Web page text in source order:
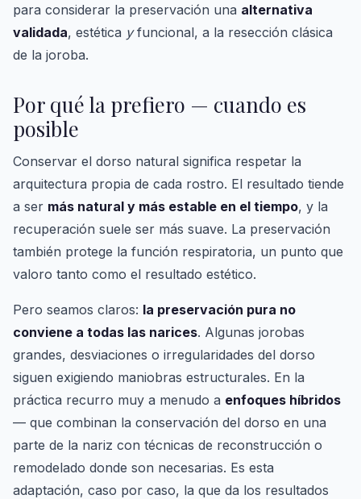
para considerar la preservación una alternativa
validada, estética yfuncional, a la resección clásica
de la joroba.
Por qué la prefiero — cuando es
posible
Conservar el dorso natural significa respetar la
arquitectura propia de cada rostro. El resultado tiende
a ser más natural y más estable en el tiempo, y la
recuperación suele ser más suave. La preservación
también protege la función respiratoria, un punto que
valoro tanto como el resultado estético.
Pero seamos claros: la preservación pura no
conviene a todas las narices. Algunas jorobas
grandes, desviaciones o irregularidades del dorso
siguen exigiendo maniobras estructurales. En la
práctica recurro muy a menudo a enfoques híbridos
— que combinan la conservación del dorso en una
parte de la nariz con técnicas de reconstrucción o
remodelado donde son necesarias. Es esta
adaptación, caso por caso, la que da los resultados